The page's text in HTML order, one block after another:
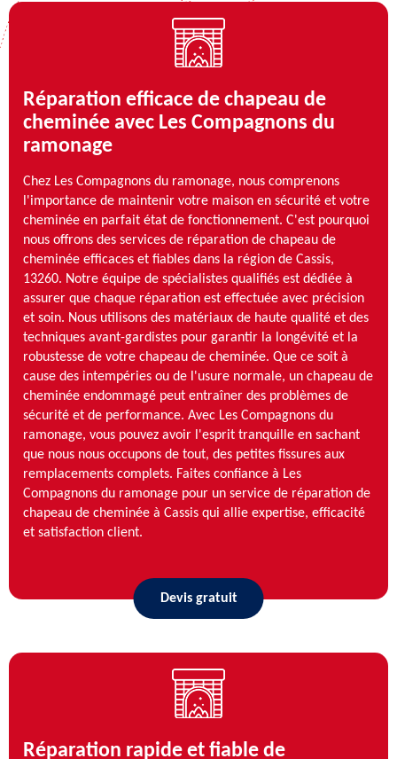
Réparation efficace de chapeau de
cheminée avec Les Compagnons du
ramonage
Chez Les Compagnons du ramonage, nous comprenons
l'importance de maintenir votre maison en sécurité et votre
cheminée en parfait état de fonctionnement. C'est pourquoi
nous offrons des services de réparation de chapeau de
cheminée efficaces et fiables dans la région de Cassis,
13260. Notre équipe de spécialistes qualifiés est dédiée à
assurer que chaque réparation est effectuée avec précision
et soin. Nous utilisons des matériaux de haute qualité et des
techniques avant-gardistes pour garantir la longévité et la
robustesse de votre chapeau de cheminée. Que ce soit à
cause des intempéries ou de l'usure normale, un chapeau de
cheminée endommagé peut entraîner des problèmes de
sécurité et de performance. Avec Les Compagnons du
ramonage, vous pouvez avoir l'esprit tranquille en sachant
que nous nous occupons de tout, des petites fissures aux
remplacements complets. Faites confiance à Les
Compagnons du ramonage pour un service de réparation de
chapeau de cheminée à Cassis qui allie expertise, efficacité
et satisfaction client.
Devis gratuit
Réparation rapide et fiable de